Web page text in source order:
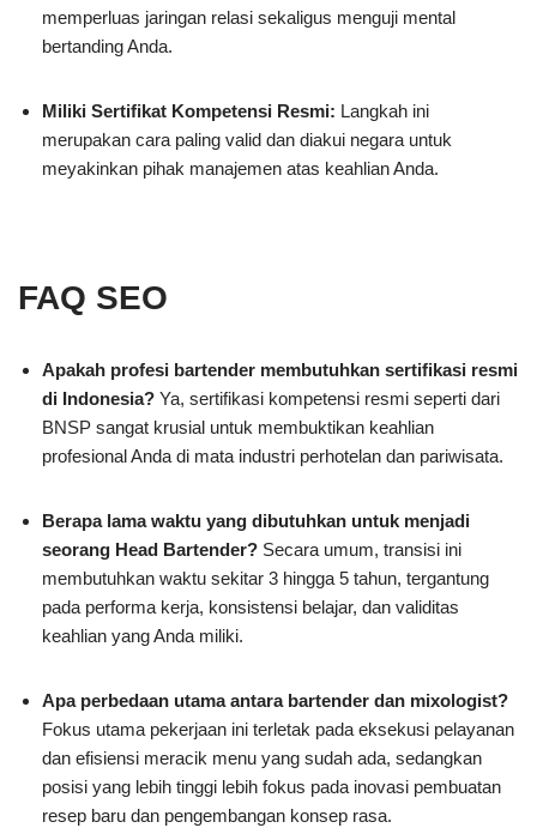
memperluas jaringan relasi sekaligus menguji mental
bertanding Anda.
Miliki Sertifikat Kompetensi Resmi: Langkah ini
merupakan cara paling valid dan diakui negara untuk
meyakinkan pihak manajemen atas keahlian Anda.
FAQ SEO
Apakah profesi bartender membutuhkan sertifikasi resmi
di Indonesia? Ya, sertifikasi kompetensi resmi seperti dari
BNSP sangat krusial untuk membuktikan keahlian
profesional Anda di mata industri perhotelan dan pariwisata.
Berapa lama waktu yang dibutuhkan untuk menjadi
seorang Head Bartender? Secara umum, transisi ini
membutuhkan waktu sekitar 3 hingga 5 tahun, tergantung
pada performa kerja, konsistensi belajar, dan validitas
keahlian yang Anda miliki.
Apa perbedaan utama antara bartender dan mixologist?
Fokus utama pekerjaan ini terletak pada eksekusi pelayanan
dan efisiensi meracik menu yang sudah ada, sedangkan
posisi yang lebih tinggi lebih fokus pada inovasi pembuatan
resep baru dan pengembangan konsep rasa.